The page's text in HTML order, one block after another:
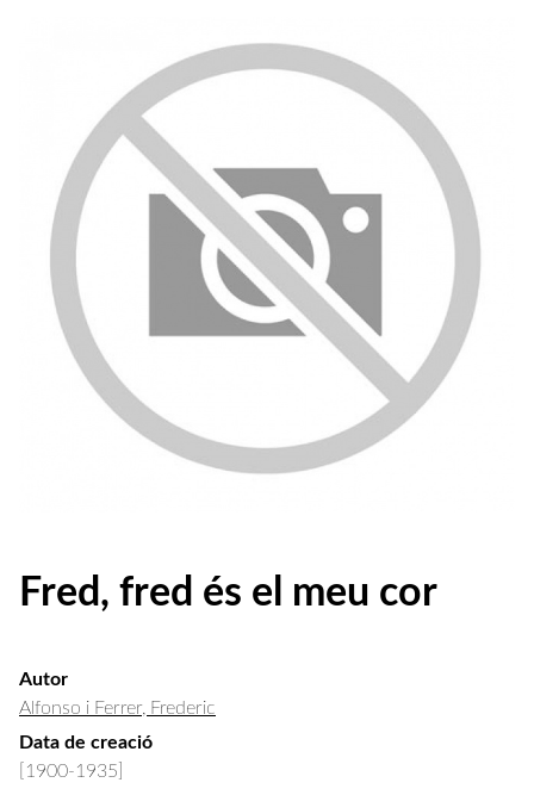
Fred, fred és el meu cor
Autor
Alfonso i Ferrer, Frederic
Data de creació
[1900-1935]